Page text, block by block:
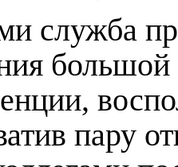
служба
пару